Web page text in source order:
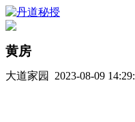
黄房
大道家园 2023-08-09